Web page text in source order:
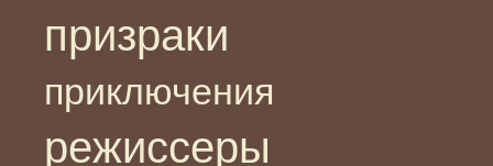
призраки
приключения
режиссеры